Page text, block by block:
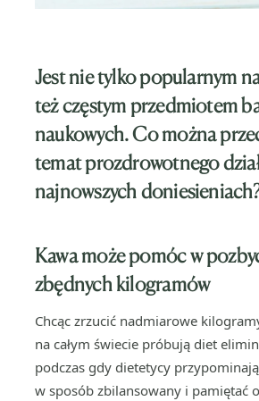
Jest nie tylko popularnym
też częstym przedmiotem
naukowych. Co można
temat prozdrowotnego
najnowszych
Kawa może pomóc w
zbędnych kilogramów
Chcąc zrzucić nadmiarowe
na całym świecie próbują diet
podczas gdy dietetycy
w sposób zbilansowany i pamiętać